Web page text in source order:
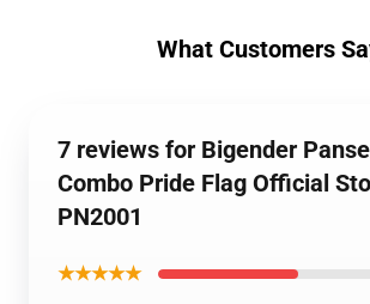
What Customers
7 reviews for Bigender
Combo Pride Flag Official
PN2001
★★★★★